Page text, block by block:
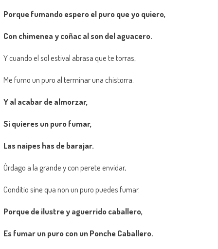
Porque fumando espero el puro que yo quiero,
Con chimenea y coñac al son del aguacero.
Y cuando el sol estival abrasa que te torras,
Me fumo un puro al terminar una chistorra.
Y al acabar de almorzar,
Si quieres un puro fumar,
Las naipes has de barajar.
Órdago a la grande y con perete envidar,
Conditio sine qua non un puro puedes fumar.
Porque de ilustre y aguerrido caballero,
Es fumar un puro con un Ponche Caballero.